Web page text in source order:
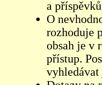
a
O
rozhoduje
obsah je v
přístup.